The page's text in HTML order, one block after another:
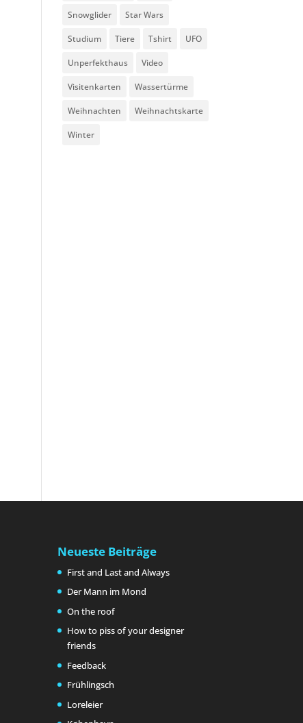
Snowglider Star Wars
Studium Tiere Tshirt UFO
Unperfekthaus Video
Visitenkarten Wassertürme
Weihnachten Weihnachtskarte
Winter
Neueste Beiträge
First and Last and Always
Der Mann im Mond
On the roof
How to piss of your designer
friends
Feedback
Frühlingsch
Loreleier